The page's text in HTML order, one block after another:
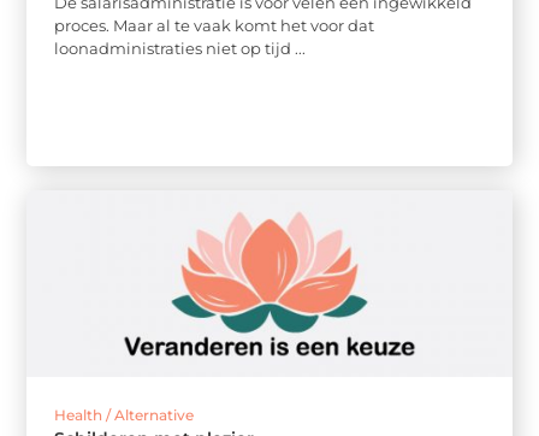
proces. Maar al te vaak komt het voor dat
loonadministraties niet op tijd ...
Health / Alternative